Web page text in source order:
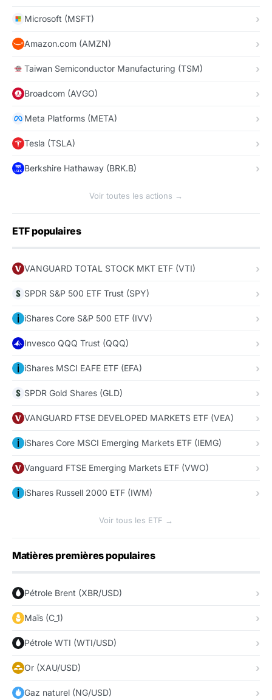
Microsoft (MSFT)
Amazon.com (AMZN)
Taiwan Semiconductor Manufacturing (TSM)
Broadcom (AVGO)
Meta Platforms (META)
Tesla (TSLA)
Berkshire Hathaway (BRK.B)
Voir toutes les actions →
ETF populaires
VANGUARD TOTAL STOCK MKT ETF (VTI)
SPDR S&P 500 ETF Trust (SPY)
iShares Core S&P 500 ETF (IVV)
Invesco QQQ Trust (QQQ)
iShares MSCI EAFE ETF (EFA)
SPDR Gold Shares (GLD)
VANGUARD FTSE DEVELOPED MARKETS ETF (VEA)
iShares Core MSCI Emerging Markets ETF (IEMG)
Vanguard FTSE Emerging Markets ETF (VWO)
iShares Russell 2000 ETF (IWM)
Voir tous les ETF →
Matières premières populaires
Pétrole Brent (XBR/USD)
Maïs (C_1)
Pétrole WTI (WTI/USD)
Or (XAU/USD)
Gaz naturel (NG/USD)